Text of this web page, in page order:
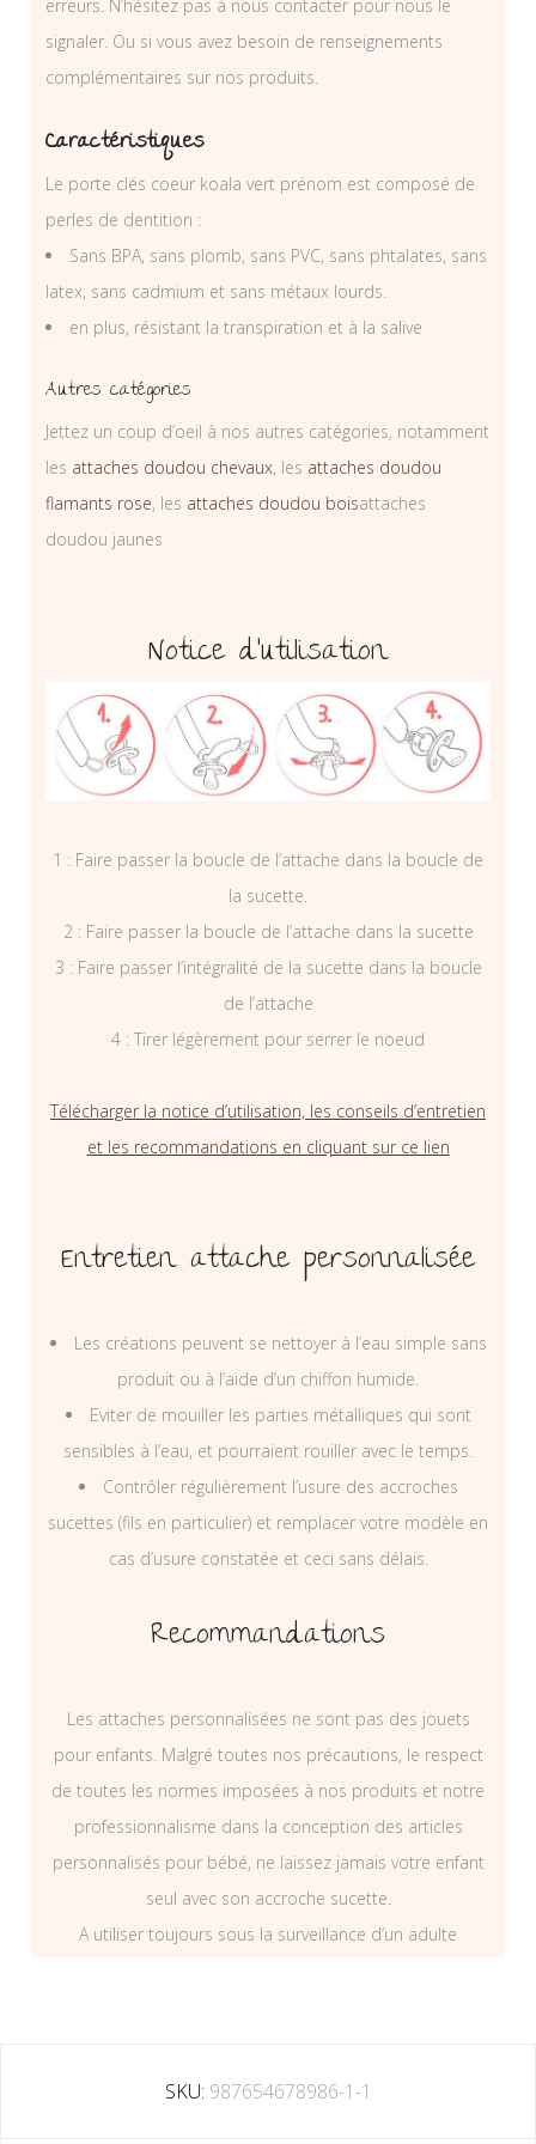
erreurs. N’hésitez pas à nous contacter pour nous le
signaler. Ou si vous avez besoin de renseignements
complémentaires sur nos produits.
Caractéristiques
Le porte clés coeur koala vert prénom est composé de
perles de dentition :
Sans BPA, sans plomb, sans PVC, sans phtalates, sans
latex, sans cadmium et sans métaux lourds.
en plus, résistant la transpiration et à la salive
Autres catégories
Jettez un coup d’oeil à nos autres catégories, notamment
les attaches doudou chevaux, les attaches doudou
flamants rose, les attaches doudou boisattaches
doudou jaunes
Notice d’utilisation
1 : Faire passer la boucle de l’attache dans la boucle de
la sucette.
2 : Faire passer la boucle de l’attache dans la sucette
3 : Faire passer l’intégralité de la sucette dans la boucle
de l’attache
4 : Tirer légèrement pour serrer le noeud
Télécharger la notice d’utilisation, les conseils d’entretien
et les recommandations en cliquant sur ce lien
Entretien attache personnalisée
Les créations peuvent se nettoyer à l’eau simple sans
produit ou à l’aide d’un chiffon humide.
Eviter de mouiller les parties métalliques qui sont
sensibles à l’eau, et pourraient rouiller avec le temps.
Contrôler régulièrement l’usure des accroches
sucettes (fils en particulier) et remplacer votre modèle en
cas d’usure constatée et ceci sans délais.
Recommandations
Les attaches personnalisées ne sont pas des jouets
pour enfants. Malgré toutes nos précautions, le respect
de toutes les normes imposées à nos produits et notre
professionnalisme dans la conception des articles
personnalisés pour bébé, ne laissez jamais votre enfant
seul avec son accroche sucette.
A utiliser toujours sous la surveillance d’un adulte
SKU: 987654678986-1-1